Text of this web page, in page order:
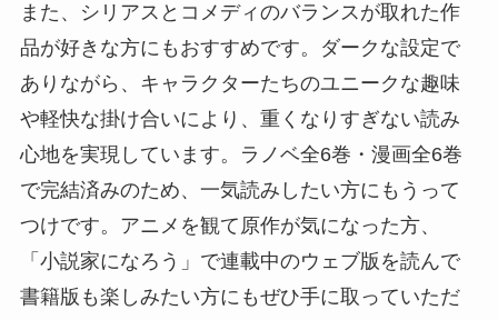
また、シリアスとコメディのバランスが取れた作
品が好きな方にもおすすめです。ダークな設定で
ありながら、キャラクターたちのユニークな趣味
や軽快な掛け合いにより、重くなりすぎない読み
心地を実現しています。ラノベ全6巻・漫画全6巻
で完結済みのため、一気読みしたい方にもうって
つけです。アニメを観て原作が気になった方、
「小説家になろう」で連載中のウェブ版を読んで
書籍版も楽しみたい方にもぜひ手に取っていただ